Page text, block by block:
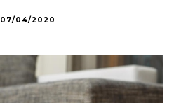
07/04/2020